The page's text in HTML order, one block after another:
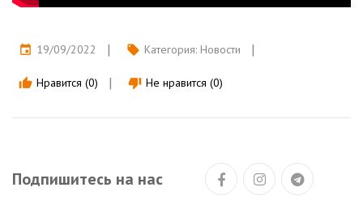
event 19/09/2022 local_offer Категория: Новости
thumb_up Нравится (0) thumb_down Не нравится (0)
Подпишитесь на нас